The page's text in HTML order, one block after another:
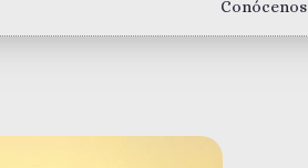
Conócenos